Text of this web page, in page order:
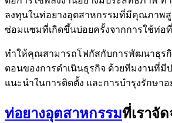
ลงทุนในท่อยางอุตสาหกรรมที่มีคุณภาพสู
ซ่อมแซมที่เกิดขึ้นบ่อยครั้งจากการใช้ท่อ
ทำให้คุณสามารถโฟกัสกับการพัฒนาธุรกิ
ตอนของการดำเนินธุรกิจ ด้วยทีมงานที่
แนะนำในการติดตั้ง และการบำรุงรักษา
ท่อยางอุตสาหกรรมที่เราจั